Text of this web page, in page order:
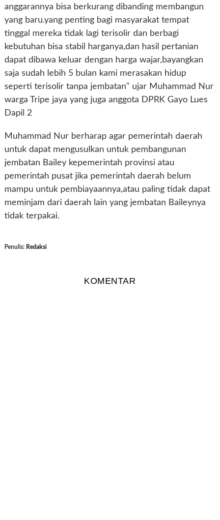
anggarannya bisa berkurang dibanding membangun
yang baru.yang penting bagi masyarakat tempat
tinggal mereka tidak lagi terisolir dan berbagi
kebutuhan bisa stabil harganya,dan hasil pertanian
dapat dibawa keluar dengan harga wajar,bayangkan
saja sudah lebih 5 bulan kami merasakan hidup
seperti terisolir tanpa jembatan" ujar Muhammad Nur
warga Tripe jaya yang juga anggota DPRK Gayo Lues
Dapil 2
Muhammad Nur berharap agar pemerintah daerah
untuk dapat mengusulkan untuk pembangunan
jembatan Bailey kepemerintah provinsi atau
pemerintah pusat jika pemerintah daerah belum
mampu untuk pembiayaannya,atau paling tidak dapat
meminjam dari daerah lain yang jembatan Baileynya
tidak terpakai.
Penulis: Redaksi
KOMENTAR